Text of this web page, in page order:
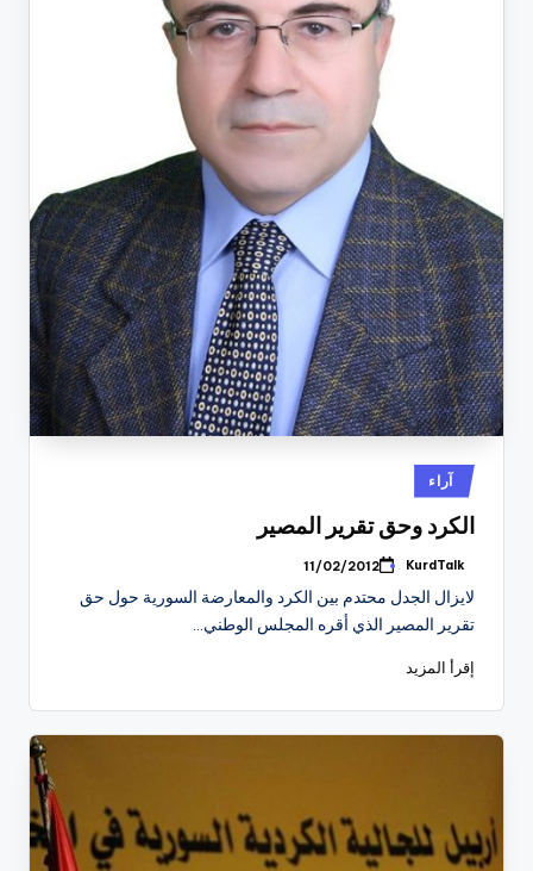
نُشر
في
آراء
الكرد وحق تقرير المصير
تمّ
بواسطة
KurdTalk
11/02/2012
لايزال الجدل محتدم بين الكرد والمعارضة السورية حول حق
تقرير المصير الذي أقره المجلس الوطني…
إقرأ المزيد